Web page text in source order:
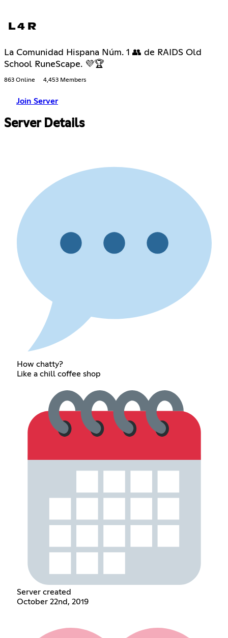
L 4 R
La Comunidad Hispana Núm. 1 👥 de RAIDS Old
School RuneScape. 💜🏆
863 Online 4,453 Members
Join Server
Server Details
How chatty?
Like a chill coffee shop
Server created
October 22nd, 2019